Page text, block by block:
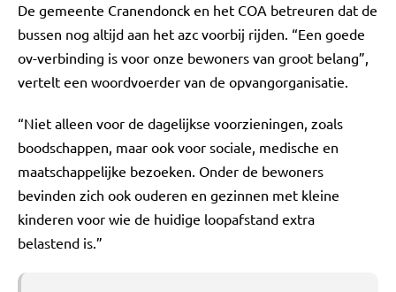
De gemeente Cranendonck en het COA betreuren dat de
bussen nog altijd aan het azc voorbij rijden. “Een goede
ov-verbinding is voor onze bewoners van groot belang”,
vertelt een woordvoerder van de opvangorganisatie.
“Niet alleen voor de dagelijkse voorzieningen, zoals
boodschappen, maar ook voor sociale, medische en
maatschappelijke bezoeken. Onder de bewoners
bevinden zich ook ouderen en gezinnen met kleine
kinderen voor wie de huidige loopafstand extra
belastend is.”